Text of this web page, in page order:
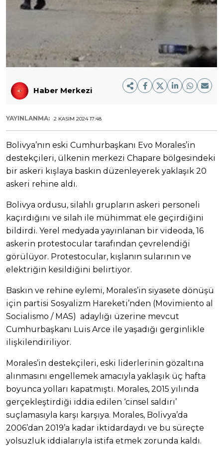
Haber Merkezi
YAYINLANMA: 2 KASIM 2024 17:48
Bolivya’nın eski Cumhurbaşkanı Evo Morales’in
destekçileri, ülkenin merkezi Chapare bölgesindeki
bir askeri kışlaya baskın düzenleyerek yaklaşık 20
askeri rehine aldı.
Bolivya ordusu, silahlı grupların askeri personeli
kaçırdığını ve silah ile mühimmat ele geçirdiğini
bildirdi. Yerel medyada yayınlanan bir videoda, 16
askerin protestocular tarafından çevrelendiği
görülüyor. Protestocular, kışlanın sularının ve
elektriğin kesildiğini belirtiyor.
Baskın ve rehine eylemi, Morales’in siyasete dönüşü
için partisi Sosyalizm Hareketi’nden (Movimiento al
Socialismo / MAS) adaylığı üzerine mevcut
Cumhurbaşkanı Luis Arce ile yaşadığı gerginlikle
ilişkilendiriliyor.
Morales’in destekçileri, eski liderlerinin gözaltına
alınmasını engellemek amacıyla yaklaşık üç hafta
boyunca yolları kapatmıştı. Morales, 2015 yılında
gerçekleştirdiği iddia edilen ‘cinsel saldırı’
suçlamasıyla karşı karşıya. Morales, Bolivya’da
2006’dan 2019’a kadar iktidardaydı ve bu süreçte
yolsuzluk iddialarıyla istifa etmek zorunda kaldı.